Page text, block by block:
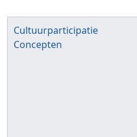
Cultuurparticipatie
Concepten